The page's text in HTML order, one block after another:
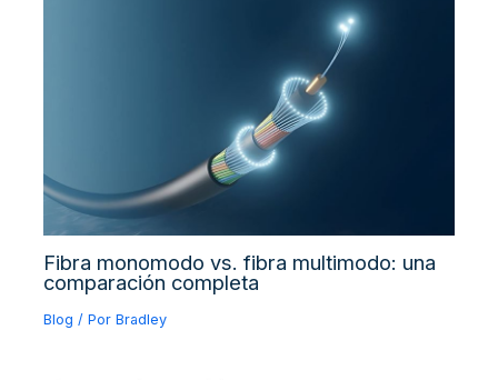
Fibra monomodo vs. fibra multimodo: una
comparación completa
Blog / PorBradley